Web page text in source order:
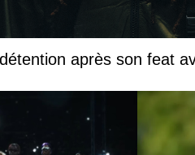
après son feat